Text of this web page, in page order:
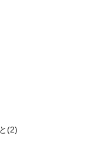
(2)